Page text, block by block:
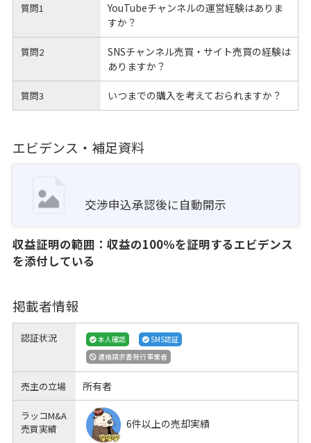
質問1
YouTubeチャンネルの運営経験はありま
すか？
質問2
SNSチャンネル売買・サイト売買の経験は
ありますか？
質問3 いつまでの購入を考えておられますか？
エビデンス・補足資料
交渉申込承認後に自動開示
収益証明の範囲：収益の100％を証明するエビデンス
を添付している
掲載者情報
認証状況 本人確認
SMS認証
適格請求書発行事業者
売主の立場 所有者
ラッコM&A
売買実績
6件以上の売却実績